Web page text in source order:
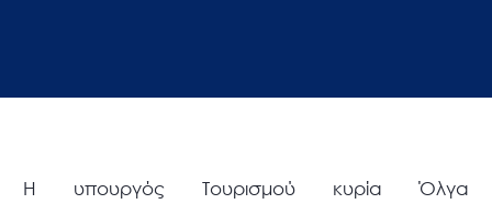
Η υπουργός Τουρισμού κυρία Όλγα